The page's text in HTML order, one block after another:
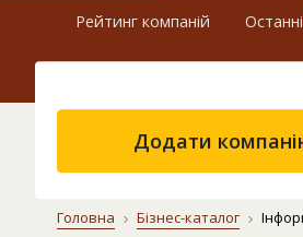
Рейтинг компаній
Додати
Головна Бізнес-каталог